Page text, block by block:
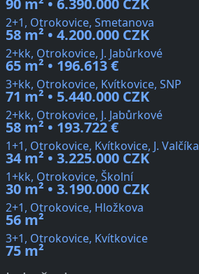
90 m² • 6.390.000 CZK
2+1, Otrokovice, Smetanova
58 m² • 4.200.000 CZK
2+kk, Otrokovice, J. Jabůrkové
65 m² • 196.613 €
3+kk, Otrokovice, Kvítkovice, SNP
71 m² • 5.440.000 CZK
2+kk, Otrokovice, J. Jabůrkové
58 m² • 193.722 €
1+1, Otrokovice, Kvítkovice, J. Valčíka
34 m² • 3.225.000 CZK
1+kk, Otrokovice, Školní
30 m² • 3.190.000 CZK
2+1, Otrokovice, Hložkova
56 m²
3+1, Otrokovice, Kvítkovice
75 m²